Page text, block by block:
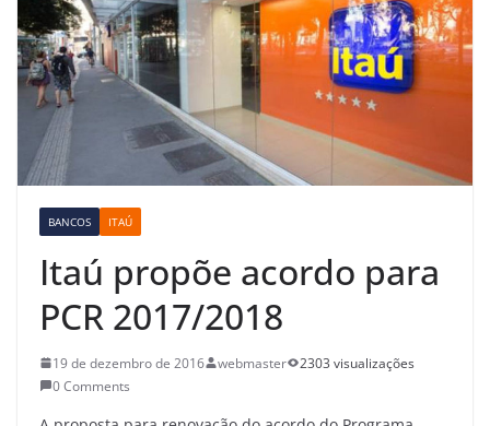
BANCOS ITAÚ
Itaú propõe acordo para
PCR 2017/2018
19 de dezembro de 2016 webmaster
2303 visualizações
0 Comments